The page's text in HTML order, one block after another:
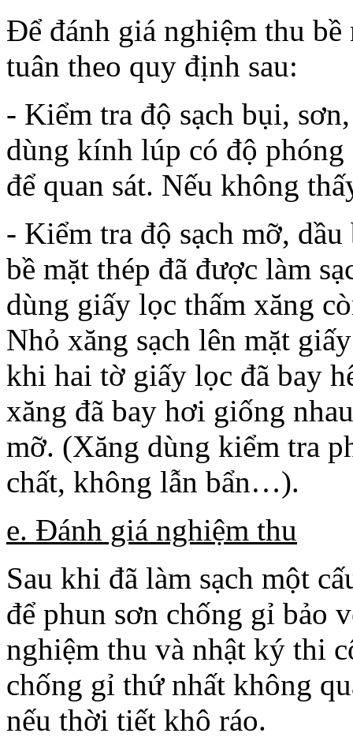
Để đánh giá nghiệm thu bề
tuân theo quy định sau:
- Kiểm tra độ sạch bụi,
dùng kính lúp có độ phóng
để quan sát. Nếu không
- Kiểm tra độ sạch mỡ,
bề mặt thép đã được làm
dùng giấy lọc thấm xăng
Nhỏ xăng sạch lên mặt
khi hai tờ giấy lọc đã bay
xăng đã bay hơi giống
mỡ. (Xăng dùng kiểm tra
chất, không lẫn bẩn…).
e. Đánh giá nghiệm thu
Sau khi đã làm sạch một
để phun sơn chống gỉ bảo
nghiệm thu và nhật ký thi
chống gỉ thứ nhất không
nếu thời tiết khô ráo.